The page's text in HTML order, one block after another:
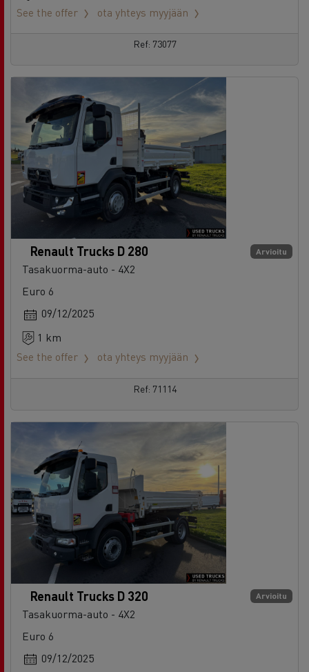
See the offer
ota yhteys myyjään
Ref: 73077
Arvioitu
Renault Trucks D 280
Tasakuorma-auto - 4X2
Euro 6
09/12/2025
1 km
See the offer
ota yhteys myyjään
Ref: 71114
Arvioitu
Renault Trucks D 320
Tasakuorma-auto - 4X2
Euro 6
09/12/2025